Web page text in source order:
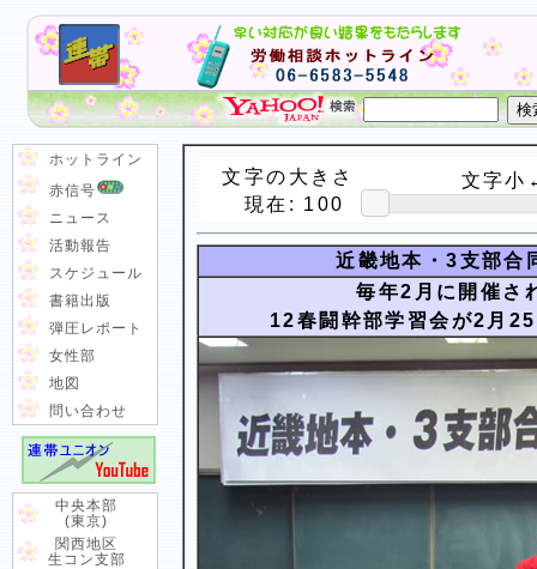
ホットライン
赤信号
ニュース
活動報告
スケジュール
書籍出版
弾圧レポート
女性部
地図
問い合わせ
中央本部
(東京)
関西地区
生コン支部
文字の大きさ
現在: 100
文字小←
近畿地本・3支部合
毎年2月に開催さ
12春闘幹部学習会が2月